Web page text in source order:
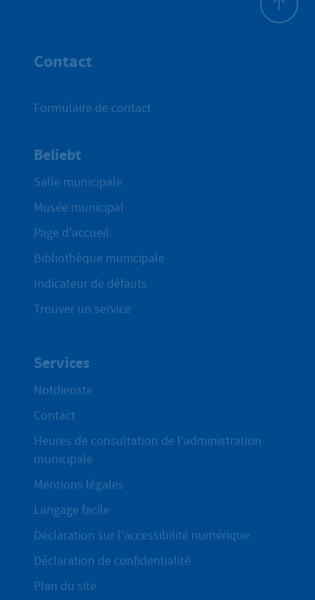
Contact
Formulaire de contact
Beliebt
Salle municipale
Musée municipal
Page d'accueil
Bibliothèque municipale
Indicateur de défauts
Trouver un service
Services
Notdienste
Contact
Heures de consultation de l'administration
municipale
Mentions légales
Langage facile
Déclaration sur l'accessibilité numérique
Déclaration de confidentialité
Plan du site